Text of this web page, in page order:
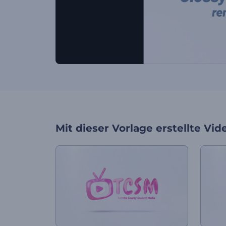
Mit dieser Vorlage erstellte